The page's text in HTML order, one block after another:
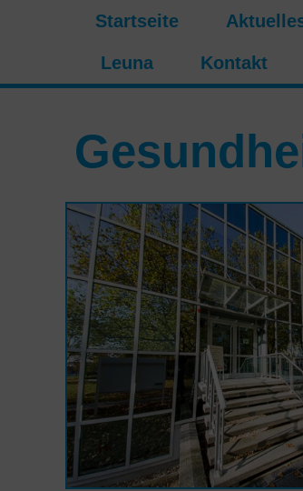
Startseite
Leuna Kontakt